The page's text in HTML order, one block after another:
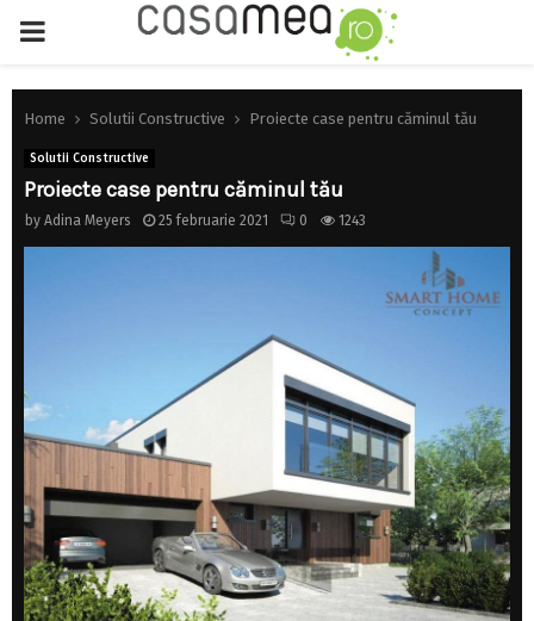
PRIMARY
MENU
Home Solutii Constructive Proiecte case pentru căminul tău
Solutii Constructive
Proiecte case pentru căminul tău
by Adina Meyers 25 februarie 2021 0 1243